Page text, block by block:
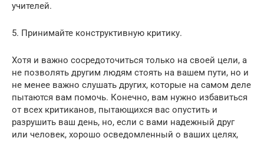
учителей.
5. Принимайте конструктивную критику.
Хотя и важно сосредоточиться только на своей цели, а
не позволять другим людям стоять на вашем пути, но и
не менее важно слушать других, которые на самом деле
пытаются вам помочь. Конечно, вам нужно избавиться
от всех критиканов, пытающихся вас опустить и
разрушить ваш день, но, если с вами надежный друг
или человек, хорошо осведомленный о ваших целях,